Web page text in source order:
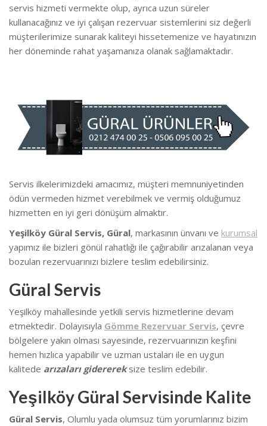
servis hizmeti vermekte olup, ayrıca uzun süreler
kullanacağınız ve iyi çalışan rezervuar sistemlerini siz değerli
müşterilerimize sunarak kaliteyi hissetemenize ve hayatınızın
her döneminde rahat yaşamanıza olanak sağlamaktadır.
Servis ilkelerimizdeki amacımız, müşteri memnuniyetinden
ödün vermeden hizmet verebilmek ve vermiş olduğumuz
hizmetten en iyi geri dönüşüm almaktır.
Yeşilköy Güral Servis, Güral, markasının ünvanı ve kurumsal
yapımız ile bizleri gönül rahatlığı ile çağırabilir arızalanan veya
bozulan rezervuarınızı bizlere teslim edebilirsiniz.
Güral Servis
Yeşilköy mahallesinde yetkili servis hizmetlerine devam
etmektedir. Dolayısıyla Gömme Rezervuar Servis, çevre
bölgelere yakın olması sayesinde, rezervuarınızın keşfini
hemen hızlıca yapabilir ve uzman ustaları ile en uygun
kalitede arızaları giderereksize teslim edebilir.
Yeşilköy Güral Servisinde Kalite
Güral Servis, Olumlu yada olumsuz tüm yorumlarınız bizim